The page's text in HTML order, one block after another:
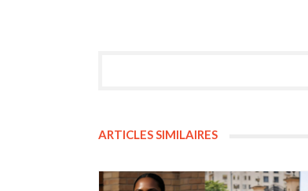
ARTICLES SIMILAIRES